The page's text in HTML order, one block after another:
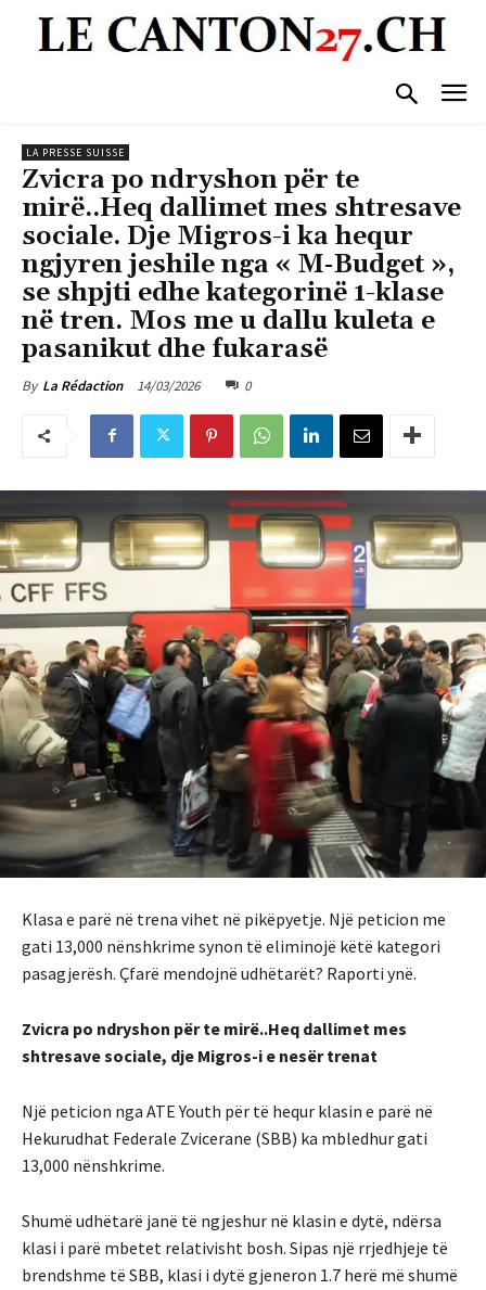
LA PRESSE SUISSE
Zvicra po ndryshon për te
mirë..Heq dallimet mes shtresave
sociale. Dje Migros-i ka hequr
ngjyren jeshile nga « M‑Budget »,
se shpjti edhe kategorinë 1-klase
në tren. Mos me u dallu kuleta e
pasanikut dhe fukarasë
By La Rédaction 14/03/2026 0
Klasa e parë në trena vihet në pikëpyetje. Një peticion me
gati 13,000 nënshkrime synon të eliminojë këtë kategori
pasagjerësh. Çfarë mendojnë udhëtarët? Raporti ynë.
Zvicra po ndryshon për te mirë..Heq dallimet mes
shtresave sociale, dje Migros-i e nesër trenat
Një peticion nga ATE Youth për të hequr klasin e parë në
Hekurudhat Federale Zvicerane (SBB) ka mbledhur gati
13,000 nënshkrime.
Shumë udhëtarë janë të ngjeshur në klasin e dytë, ndërsa
klasi i parë mbetet relativisht bosh. Sipas një rrjedhjeje të
brendshme të SBB, klasi i dytë gjeneron 1.7 herë më shumë